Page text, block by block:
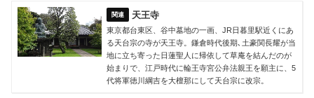
天王寺
東京都台東区、谷中墓地の一画、JR日暮里駅近くにあ
る天台宗の寺が天王寺。鎌倉時代後期､土豪関長耀が当
地に立ち寄った日蓮聖人に帰依して草庵を結んだのが
始まりで、江戸時代に輪王寺宮公弁法親王を願主に、5
代将軍徳川綱吉を大檀那にして天台宗に改宗。